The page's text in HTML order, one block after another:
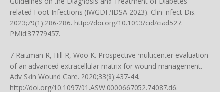
related Foot Infections (IWGDF/IDSA 2023). Clin Infect Dis.
2023;79(1):286-286. http://doi.org/10.1093/cid/ciad527.
PMid:37779457.
7 Raizman R, Hill R, Woo K. Prospective multicenter evaluation
of an advanced extracellular matrix for wound management.
Adv Skin Wound Care. 2020;33(8):437-44.
http://doi.org/10.1097/01.ASW.0000667052.74087.d6.